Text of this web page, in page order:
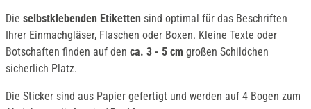
Die selbstklebenden Etiketten sind optimal für das Beschriften
Ihrer Einmachgläser, Flaschen oder Boxen. Kleine Texte oder
Botschaften finden auf den ca. 3 - 5 cm großen Schildchen
sicherlich Platz.
Die Sticker sind aus Papier gefertigt und werden auf 4 Bogen zum